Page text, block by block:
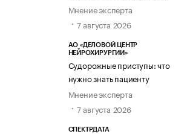
Мнение эксперта
7 августа 2026
АО «ДЕЛОВОЙ ЦЕНТР
НЕЙРОХИРУРГИИ»
Судорожные приступы: что
нужно знать пациенту
Мнение эксперта
7 августа 2026
СПЕКТРДАТА